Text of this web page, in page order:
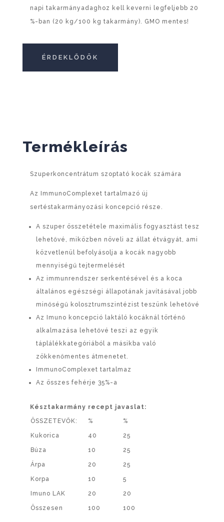
napi takarmányadaghoz kell keverni legfeljebb 20
%-ban (20 kg/100 kg takarmány). GMO mentes!
ÉRDEKLŐDÖK
Termékleírás
Szuperkoncentrátum szoptató kocák számára
Az ImmunoComplexet tartalmazó új
sertéstakarmányozási koncepció része.
A szuper összetétele maximális fogyasztást tesz
lehetővé, miközben növeli az állat étvágyát, ami
közvetlenül befolyásolja a kocák nagyobb
mennyiségű tejtermelését
Az immunrendszer serkentésével és a koca
általános egészségi állapotának javításával jobb
minőségű kolosztrumszintézist teszünk lehetővé
Az Imuno koncepció laktáló kocáknál történő
alkalmazása lehetővé teszi az egyik
táplálékkategóriából a másikba való
zökkenőmentes átmenetet.
ImmunoComplexet tartalmaz
Az összes fehérje 35%-a
Késztakarmány recept javaslat:
ÖSSZETEVŐK:
% %
Kukorica 40 25
Búza 10 25
Árpa 20 25
Korpa 10 5
Imuno LAK 20 20
Összesen 100 100